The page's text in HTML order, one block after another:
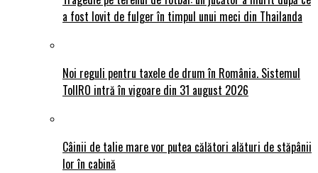
a fost lovit de fulger în timpul unui meci din Thailanda
Noi reguli pentru taxele de drum în România. Sistemul
TollRO intră în vigoare din 31 august 2026
Câinii de talie mare vor putea călători alături de stăpânii
lor în cabină